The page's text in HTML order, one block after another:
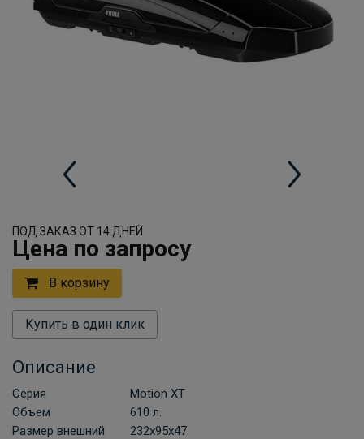
ПОД ЗАКАЗ ОТ 14 ДНЕЙ
Цена по запросу
В корзину
Купить в один клик
Описание
Серия
Motion XT
Объем
610 л.
Размер внешний
232х95х47